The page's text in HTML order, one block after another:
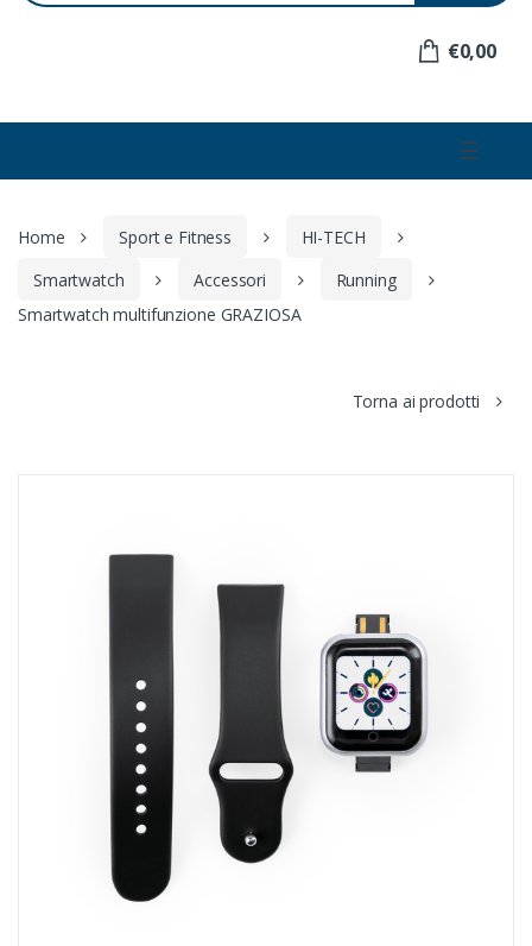
€0,00
☰
Home Sport e Fitness
HI-TECH
Smartwatch
Accessori
Running
Smartwatch multifunzione GRAZIOSA
Torna ai prodotti